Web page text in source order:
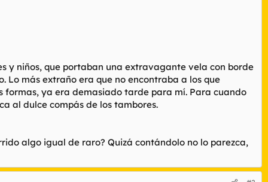
y niños, que portaban una extravagante vela con borde
Lo más extraño era que no encontraba a los que
formas, ya era demasiado tarde para mí. Para cuando
al dulce compás de los tambores.
algo igual de raro? Quizá contándolo no lo parezca,